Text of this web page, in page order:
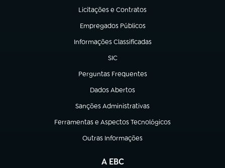
Licitações e Contratos
(abre em nova aba)
Empregados Públicos
(abre em nova aba)
Informações Classificadas
(abre em nova aba)
SIC
(abre em nova aba)
Perguntas Frequentes
(abre em nova aba)
Dados Abertos
(abre em nova aba)
Sanções Administrativas
(abre em nova aba)
Ferramentas e Aspectos Tecnológicos
(abre em nova aba)
Outras Informações
(abre em nova aba)
A EBC